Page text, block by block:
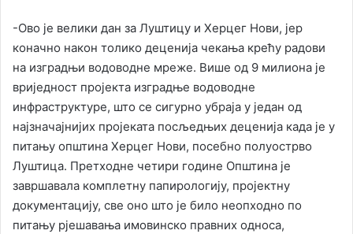
-Ово је велики дан за Луштицу и Херцег Нови, јер
коначно након толико деценија чекања крећу радови
на изградњи водоводне мреже. Више од 9 милиона је
вриједност пројекта изградње водоводне
инфраструктуре, што се сигурно убраја у један од
најзначајнијих пројеката посљедњих деценија када је у
питању општина Херцег Нови, посебно полуострво
Луштица. Претходне четири године Општина је
завршавала комплетну папирологију, пројектну
документацију, све оно што је било неопходно по
питању рјешавања имовинско правних односа,